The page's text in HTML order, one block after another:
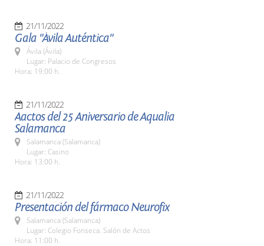
21/11/2022
Gala "Ávila Auténtica"
Ávila (Ávila)
Lugar: Palacio de Congresos
Hora: 19:00 h.
21/11/2022
Aactos del 25 Aniversario de Aqualia
Salamanca
Salamanca (Salamanca)
Lugar: Casino
Hora: 13:00 h.
21/11/2022
Presentación del fármaco Neurofix
Salamanca (Salamanca)
Lugar: Colegio Fonseca. Salón de Actos
Hora: 11:00 h.